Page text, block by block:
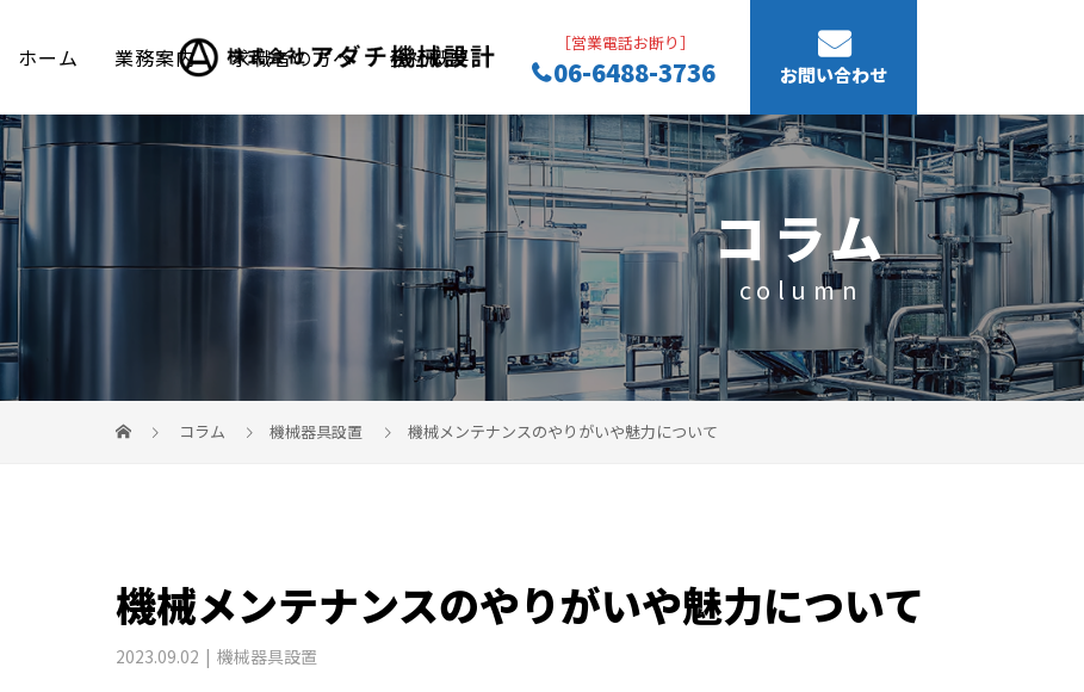
ホーム 業務案内 求職者の方へ 会社概要 ［営業電話お断り］
06-6488-3736 お問い合わせ
コラム
column
コラム 機械器具設置 機械メンテナンスのやりがいや魅力について
機械メンテナンスのやりがいや魅力について
2023.09.02 機械器具設置